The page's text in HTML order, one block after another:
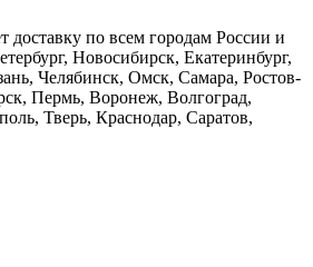
доставку по всем городам России и
Новосибирск, Екатеринбург,
Челябинск, Омск, Самара, Ростов-
Пермь, Воронеж, Волгоград,
Тверь, Краснодар, Саратов,